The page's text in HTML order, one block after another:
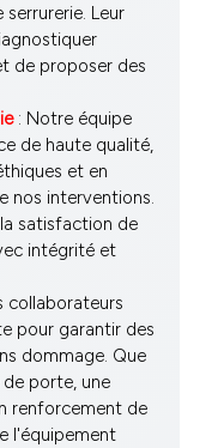
Leur
de proposer des
: Notre équipe
de haute qualité,
et en
nos interventions.
satisfaction de
intégrité et
collaborateurs
pour garantir des
dommage. Que
porte, une
renforcement de
l'équipement